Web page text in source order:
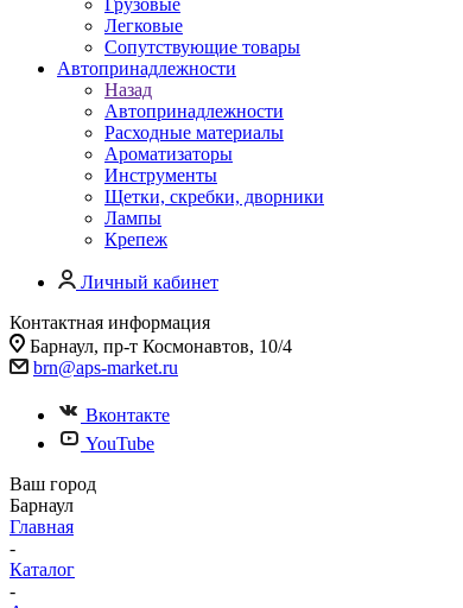
Легковые
Сопутствующие товары
Автопринадлежности
Назад
Автопринадлежности
Расходные материалы
Ароматизаторы
Инструменты
Щетки, скребки, дворники
Лампы
Крепеж
Личный кабинет
Контактная информация
Барнаул, пр-т Космонавтов, 10/4
brn@aps-market.ru
Вконтакте
YouTube
Ваш город
Барнаул
Главная
-
Каталог
-